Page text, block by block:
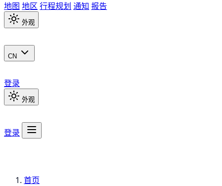
地图 地区 行程规划 通知 报告
外观
CN
登录
外观
登录
首页